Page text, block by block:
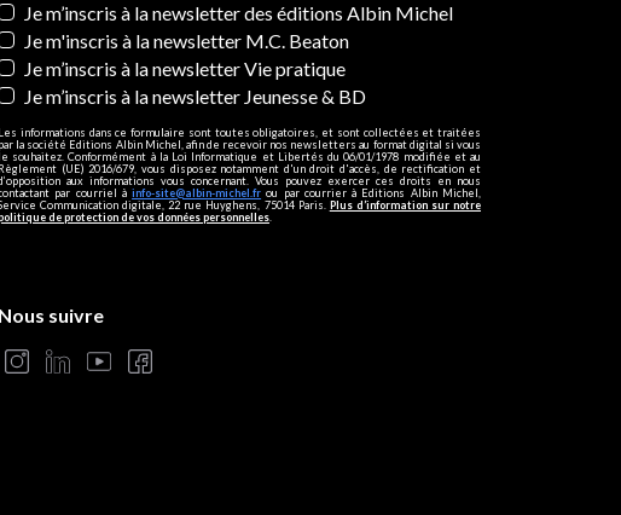
Je m’inscris à la newsletter des éditions Albin Michel
Je m'inscris à la newsletter M.C. Beaton
Je m’inscris à la newsletter Vie pratique
Je m’inscris à la newsletter Jeunesse & BD
Les informations dans ce formulaire sont toutes obligatoires, et sont collectées et traitées
par la société Editions Albin Michel, afin de recevoir nos newsletters au format digital si vous
le souhaitez. Conformément à la Loi Informatique et Libertés du 06/01/1978 modifiée et au
Règlement (UE) 2016/679, vous disposez notamment d'un droit d'accès, de rectification et
aux informations vous concernant. Vous pouvez exercer ces droits en nous
par courriel àinfo-site@albin-michel.fr ou par courrier à Editions Albin Michel,
Communication digitale, 22 rue Huyghens, 75014 Paris. Plus d’information sur notre
de protection de vos données personnelles
Nous suivre